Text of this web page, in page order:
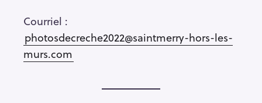
Courriel :
photosdecreche2022@saintmerry-hors-les-
murs.com
e
c
h